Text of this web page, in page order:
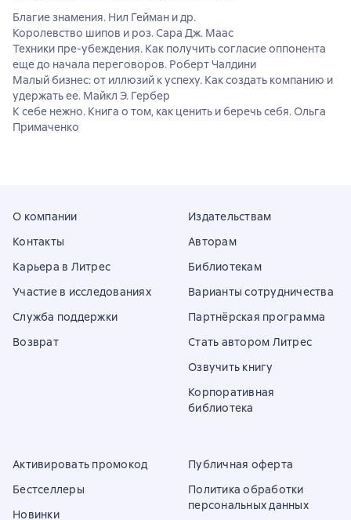
Благие знамения. Нил Гейман и др.
Королевство шипов и роз. Сара Дж. Маас
Техники пре-убеждения. Как получить согласие оппонента
еще до начала переговоров. Роберт Чалдини
Малый бизнес: от иллюзий к успеху. Как создать компанию и
удержать ее. Майкл Э. Гербер
К себе нежно. Книга о том, как ценить и беречь себя. Ольга
Примаченко
О компании
Контакты
Карьера в Литрес
Участие в исследованиях
Служба поддержки
Возврат
Издательствам
Авторам
Библиотекам
Варианты сотрудничества
Партнёрская программа
Стать автором Литрес
Озвучить книгу
Корпоративная
библиотека
Активировать промокод
Бестселлеры
Новинки
Публичная оферта
Политика обработки
персональных данных